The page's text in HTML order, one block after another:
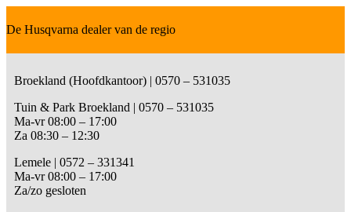
De Husqvarna dealer van de regio
Broekland (Hoofdkantoor) | 0570 – 531035
Tuin & Park Broekland | 0570 – 531035
Ma-vr 08:00 – 17:00
Za 08:30 – 12:30
Lemele | 0572 – 331341
Ma-vr 08:00 – 17:00
Za/zo gesloten